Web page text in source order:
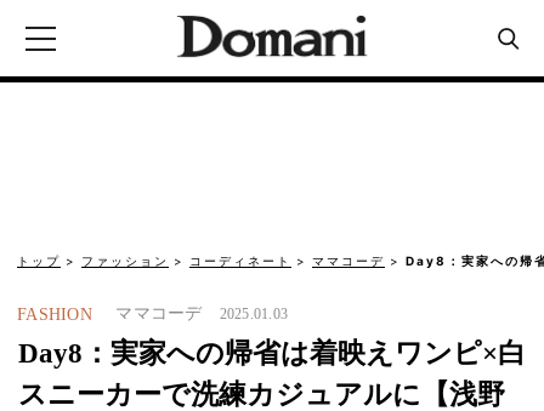
トップ ファッション コーディネート ママコーデ Day8：実家への帰
FASHION ママコーデ 2025.01.03
Day8：実家への帰省は着映えワンピ×白
スニーカーで洗練カジュアルに【浅野